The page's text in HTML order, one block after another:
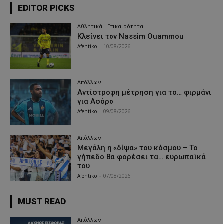
EDITOR PICKS
Αθλητικά - Επικαιρότητα
Κλείνει τον Nassim Ouammou
Afentiko 10/08/2026
Απόλλων
Αντίστροφη μέτρηση για το… φιρμάνι
για Ασόρο
Afentiko 09/08/2026
Απόλλων
Μεγάλη η «δίψα» του κόσμου – Το
γήπεδο θα φορέσει τα… ευρωπαϊκά
του
Afentiko 07/08/2026
MUST READ
Απόλλων